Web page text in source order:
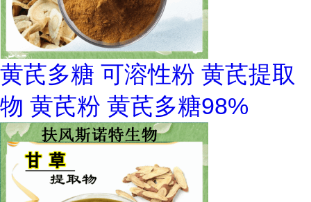
黄芪多糖 可溶性粉 黄芪提取
物 黄芪粉 黄芪多糖98%